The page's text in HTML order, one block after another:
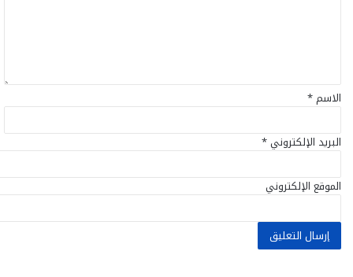
الاسم*
البريد الإلكتروني*
الموقع الإلكتروني